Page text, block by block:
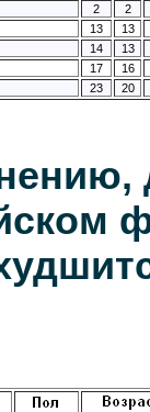
2
2
13 13
14 13
17 16
23 20